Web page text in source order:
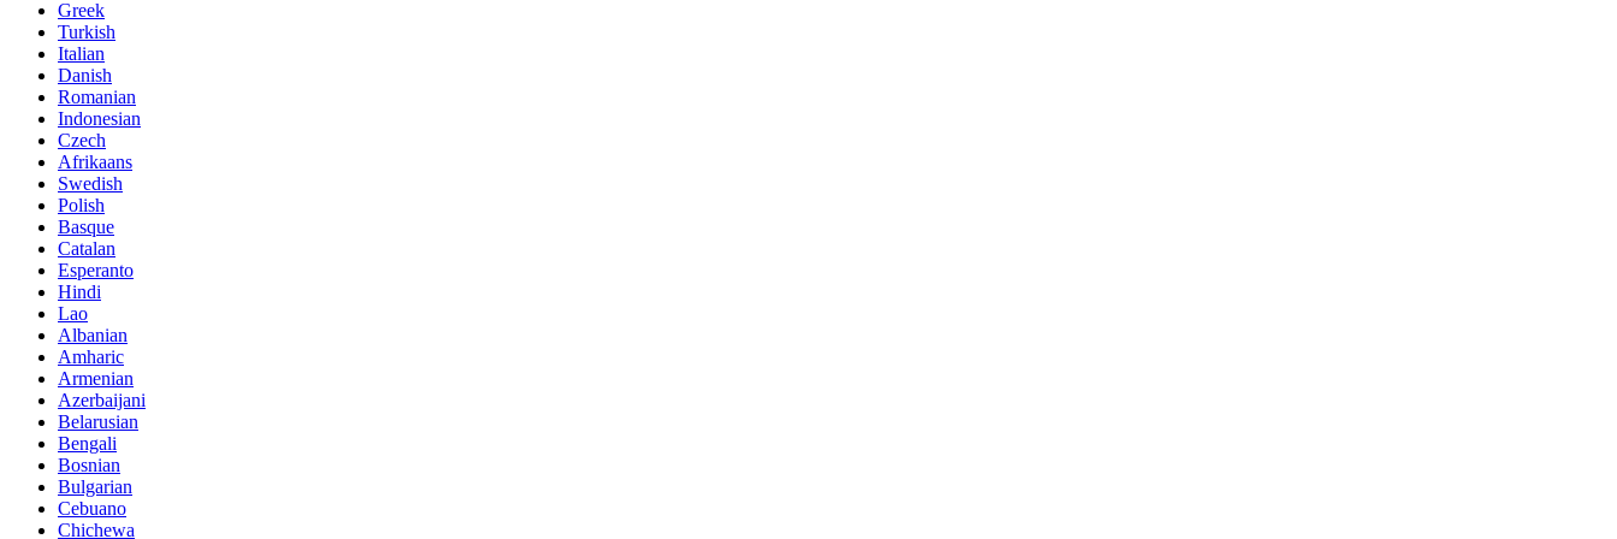
Greek
Turkish
Italian
Danish
Romanian
Indonesian
Czech
Afrikaans
Swedish
Polish
Basque
Catalan
Esperanto
Hindi
Lao
Albanian
Amharic
Armenian
Azerbaijani
Belarusian
Bengali
Bosnian
Bulgarian
Cebuano
Chichewa